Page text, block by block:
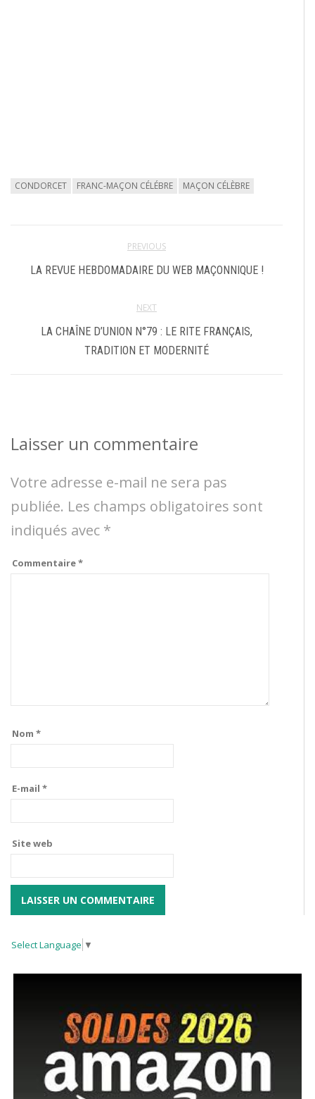
CONDORCET FRANC-MAÇON CÉLÉBRE MAÇON CÉLÈBRE
PREVIOUS
LA REVUE HEBDOMADAIRE DU WEB MAÇONNIQUE !
NEXT
LA CHAÎNE D’UNION N°79 : LE RITE FRANÇAIS,
TRADITION ET MODERNITÉ
Laisser un commentaire
Votre adresse e-mail ne sera pas
publiée. Les champs obligatoires sont
indiqués avec *
Commentaire*
Nom *
E-mail *
Site web
Select Language ▼